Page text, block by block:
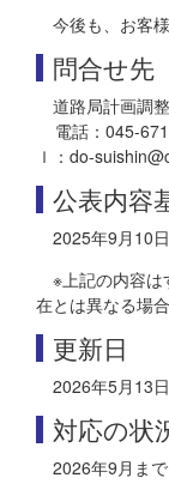
今後も、お客
問合せ先
道路局計画調
電話：045-
ｌ：do-
公表内容
2025年9月10
※上記の内容
在とは異なる場
更新日
2026年5月13日
対応の状
2026年9月ま